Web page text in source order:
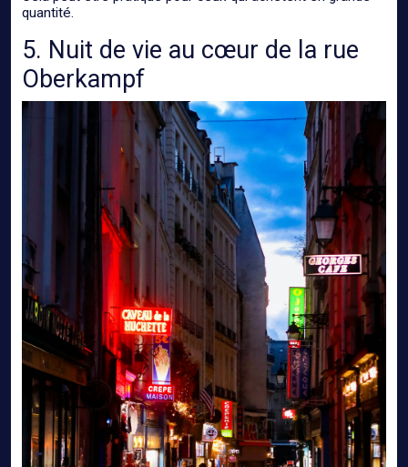
quantité.
5. Nuit de vie au cœur de la rue
Oberkampf